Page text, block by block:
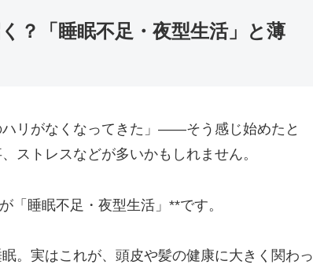
？「睡眠不足・夜型生活」と薄
ハリがなくなってきた」——そう感じ始めたと
ストレスなどが多いかもしれません。
「睡眠不足・夜型生活」**です。
。実はこれが、頭皮や髪の健康に大きく関わっ